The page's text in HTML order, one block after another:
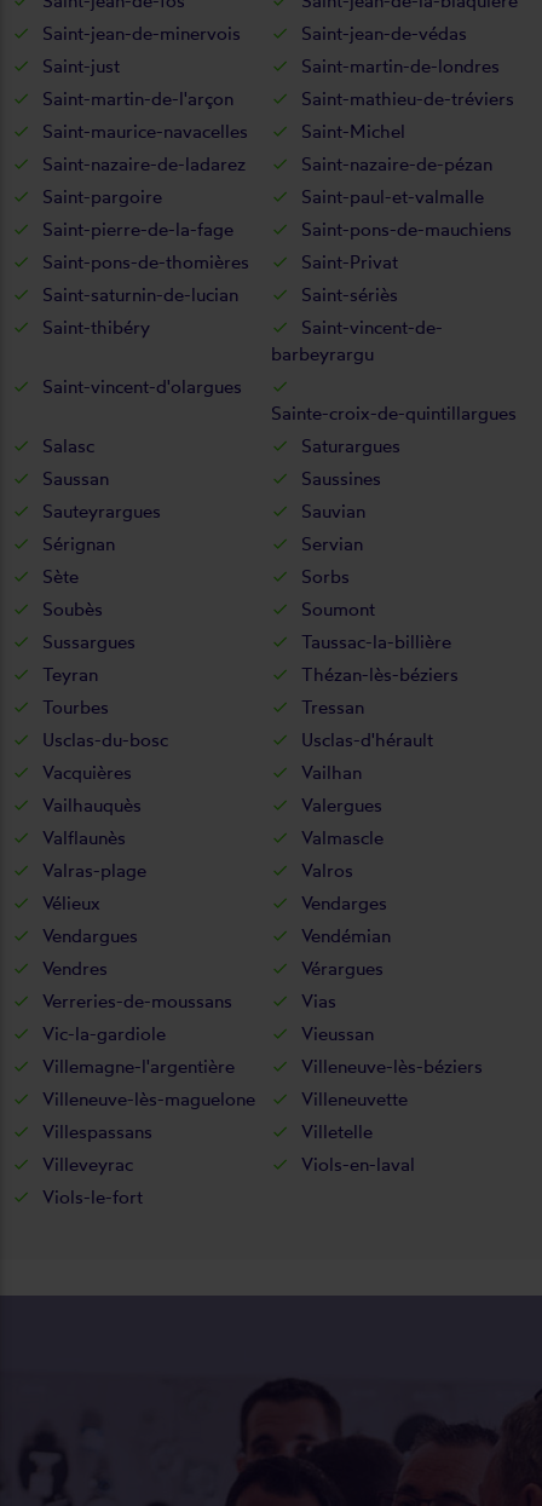
Saint-jean-de-minervois
Saint-jean-de-védas
Saint-just
Saint-martin-de-londres
Saint-martin-de-l'arçon
Saint-mathieu-de-tréviers
Saint-maurice-navacelles
Saint-Michel
Saint-nazaire-de-ladarez
Saint-nazaire-de-pézan
Saint-pargoire
Saint-paul-et-valmalle
Saint-pierre-de-la-fage
Saint-pons-de-mauchiens
Saint-pons-de-thomières
Saint-Privat
Saint-saturnin-de-lucian
Saint-sériès
Saint-thibéry
Saint-vincent-de-
barbeyrargu
Saint-vincent-d'olargues
Sainte-croix-de-quintillargues
Salasc
Saturargues
Saussan
Saussines
Sauteyrargues
Sauvian
Sérignan
Servian
Sète
Sorbs
Soubès
Soumont
Sussargues
Taussac-la-billière
Teyran
Thézan-lès-béziers
Tourbes
Tressan
Usclas-du-bosc
Usclas-d'hérault
Vacquières
Vailhan
Vailhauquès
Valergues
Valflaunès
Valmascle
Valras-plage
Valros
Vélieux
Vendarges
Vendargues
Vendémian
Vendres
Vérargues
Verreries-de-moussans
Vias
Vic-la-gardiole
Vieussan
Villemagne-l'argentière
Villeneuve-lès-béziers
Villeneuve-lès-maguelone
Villeneuvette
Villespassans
Villetelle
Villeveyrac
Viols-en-laval
Viols-le-fort